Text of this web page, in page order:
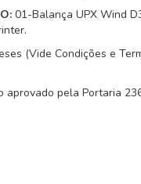
01-Balança UPX Wind
(Vide Condições e
aprovado pela Portaria